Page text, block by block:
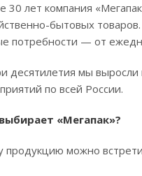
30 лет компания
бытовых
потребности — от
десятилетия мы
по всей России.
«Мегапак»?
можно